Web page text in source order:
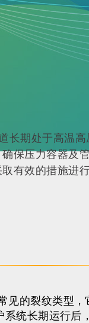
长期处于高温
保压力容器及
有效的措施进
见的裂纹类型
系统长期运行后